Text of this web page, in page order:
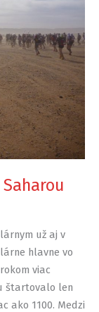
už aj v
hlavne vo
viac
štartovalo len
ako 1100. Medzi